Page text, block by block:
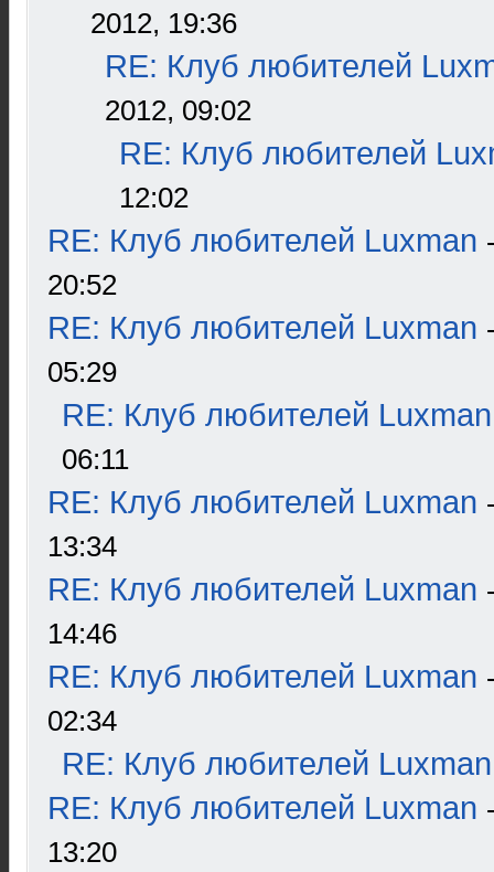
2012, 19:36
RE: Клуб любителей
2012, 09:02
RE: Клуб любителей
12:02
RE: Клуб любителей Luxman
20:52
RE: Клуб любителей Luxman
05:29
RE: Клуб любителей Luxman
06:11
RE: Клуб любителей Luxman
13:34
RE: Клуб любителей Luxman
14:46
RE: Клуб любителей Luxman
02:34
RE: Клуб любителей Luxman
RE: Клуб любителей Luxman
13:20